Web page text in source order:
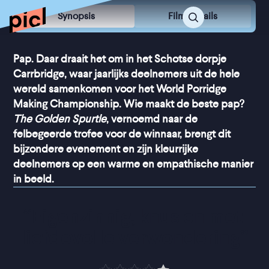
Synopsis Film Details
Pap. Daar draait het om in het Schotse dorpje
Carrbridge, waar jaarlijks deelnemers uit de hele
wereld samenkomen voor het World Porridge
Making Championship. Wie maakt de beste pap?
The Golden Spurtle, vernoemd naar de
felbegeerde trofee voor de winnaar, brengt dit
bijzondere evenement en zijn kleurrijke
deelnemers op een warme en empathische manier
in beeld.